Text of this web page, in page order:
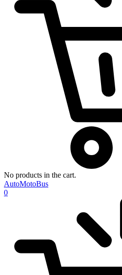
No products in the cart.
AutoMotoBus
0